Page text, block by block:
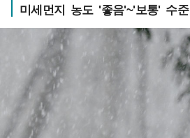
미세먼지 농도 '좋음'~'보통' 수준